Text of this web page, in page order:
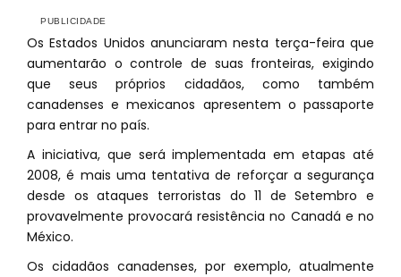
Os Estados Unidos anunciaram nesta terça-feira que
aumentarão o controle de suas fronteiras, exigindo
que seus próprios cidadãos, como também
canadenses e mexicanos apresentem o passaporte
para entrar no país.
A iniciativa, que será implementada em etapas até
2008, é mais uma tentativa de reforçar a segurança
desde os ataques terroristas do 11 de Setembro e
provavelmente provocará resistência no Canadá e no
México.
Os cidadãos canadenses, por exemplo, atualmente